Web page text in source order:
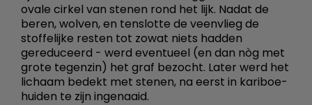
ovale cirkel van stenen rond het lijk. Nadat de
beren, wolven, en tenslotte de veenvlieg de
stoffelijke resten tot zowat niets hadden
gereduceerd - werd eventueel (en dan nòg met
grote tegenzin) het graf bezocht. Later werd het
lichaam bedekt met stenen, na eerst in kariboe-
huiden te zijn ingenaaid.